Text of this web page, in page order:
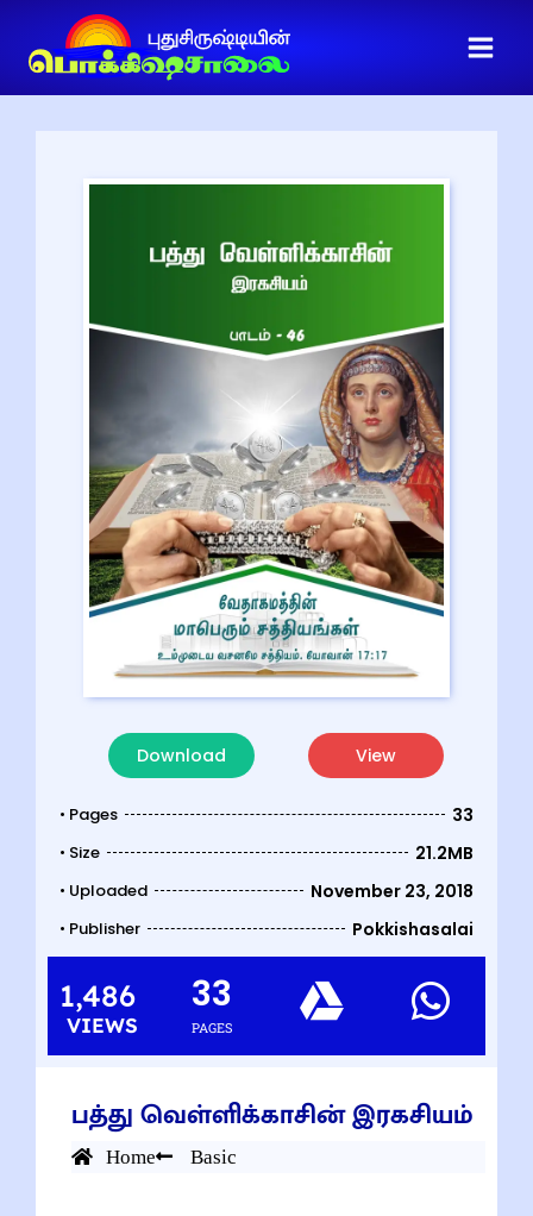
Download View
• Pages 33
• Size 21.2MB
• Uploaded November 23, 2018
• Publisher Pokkishasalai
1,486
VIEWS PAGES
33
பத்து வெள்ளிக்காசின் இரகசியம்
Home Basic